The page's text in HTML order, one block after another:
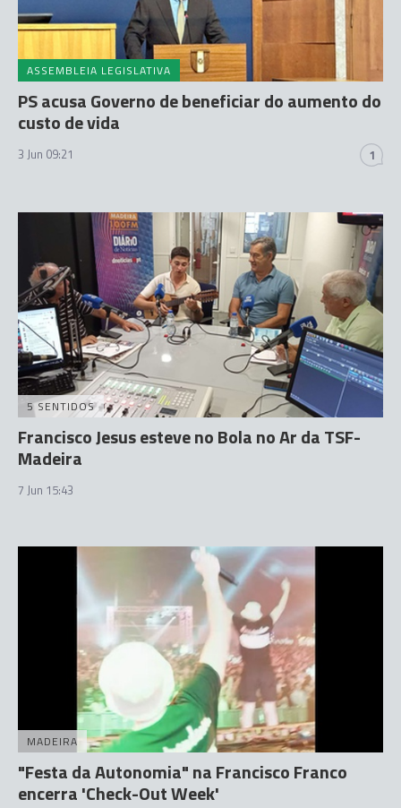
ASSEMBLEIA LEGISLATIVA
PS acusa Governo de beneficiar do aumento do
custo de vida
3 Jun 09:21 1
5 SENTIDOS
Francisco Jesus esteve no Bola no Ar da TSF-
Madeira
7 Jun 15:43
MADEIRA
"Festa da Autonomia" na Francisco Franco
encerra 'Check-Out Week'